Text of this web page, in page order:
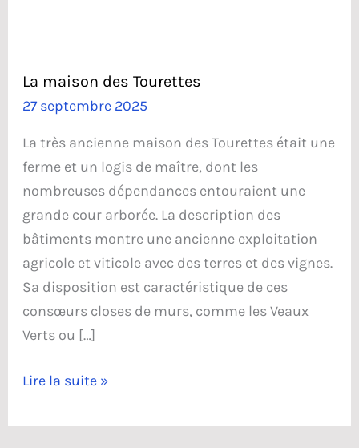
La maison des Tourettes
27 septembre 2025
La très ancienne maison des Tourettes était une
ferme et un logis de maître, dont les
nombreuses dépendances entouraient une
grande cour arborée. La description des
bâtiments montre une ancienne exploitation
agricole et viticole avec des terres et des vignes.
Sa disposition est caractéristique de ces
consœurs closes de murs, comme les Veaux
Verts ou […]
La
des
Lire la suite »